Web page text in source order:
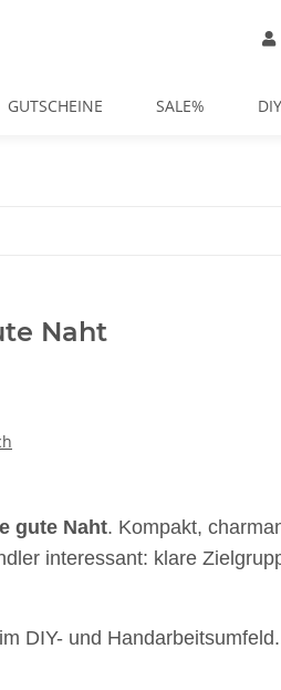
GUTSCHEINE SALE%
Naht
gute Naht. Kompakt,
interessant: klare
DIY- und Handarbeitsumfeld.